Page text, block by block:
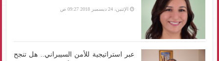
الإثنين، 24 ديسمبر 2018 09:27 ص
عبر استراتيجية للأمن السيبراني.. هل تنجح